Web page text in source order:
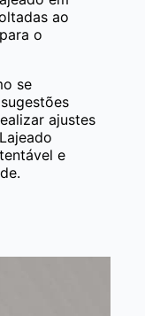
ao
o
se
ajustes
e